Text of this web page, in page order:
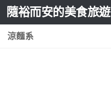
Skip to content
隨裕而安的美食旅遊
涼麵系